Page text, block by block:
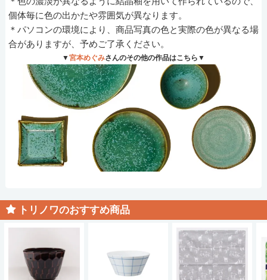
個体毎に色の出かたや雰囲気が異なります。
＊パソコンの環境により、商品写真の色と実際の色が異なる場
合がありますが、予めご了承ください。
▼宮本めぐみさんのその他の作品はこちら▼
トリノワのおすすめ商品